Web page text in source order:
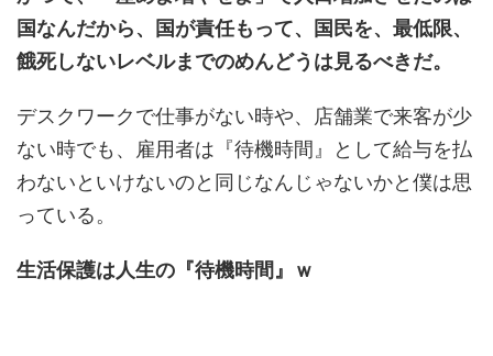
国なんだから、国が責任もって、国民を、最低限、
餓死しないレベルまでのめんどうは見るべきだ。
デスクワークで仕事がない時や、店舗業で来客が少
ない時でも、雇用者は『待機時間』として給与を払
わないといけないのと同じなんじゃないかと僕は思
っている。
生活保護は人生の『待機時間』ｗ